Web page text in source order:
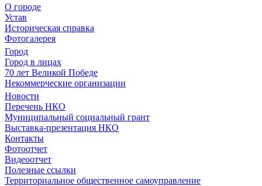
О городе
Устав
Историческая справка
Фотогалерея
Город
Город в лицах
70 лет Великой Победе
Некоммерческие организации
Новости
Перечень НКО
Муниципальный социальный грант
Выставка-презентация НКО
Контакты
Фотоотчет
Видеоотчет
Полезные ссылки
Территориальное общественное самоуправление